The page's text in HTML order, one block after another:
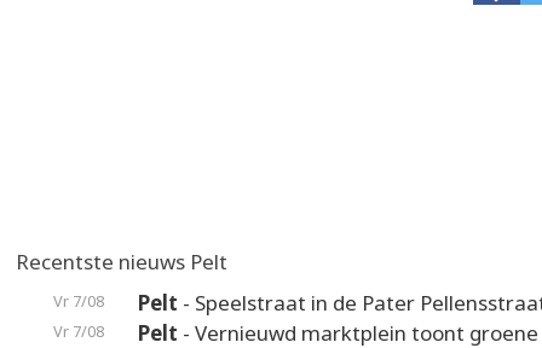
Recentste nieuws Pelt
Vr 7/08 Pelt - Speelstraat in de Pater
Vr 7/08 Pelt - Vernieuwd marktplein toont